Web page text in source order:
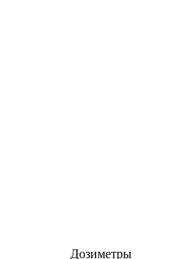
Дозиметры